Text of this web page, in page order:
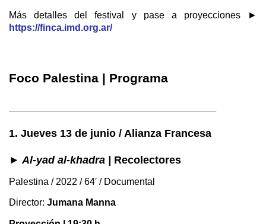
Más detalles del festival y pase a proyecciones ►
https://finca.imd.org.ar/
Foco Palestina | Programa
1. Jueves 13 de junio / Alianza Francesa
► Al-yad al-khadra | Recolectores
Palestina / 2022 / 64′ / Documental
Director: Jumana Manna